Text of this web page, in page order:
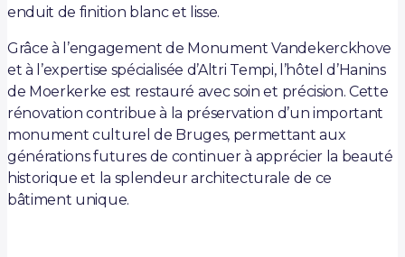
enduit de finition blanc et lisse.
Grâce à l’engagement de Monument Vandekerckhove
et à l’expertise spécialisée d’Altri Tempi, l’hôtel d’Hanins
de Moerkerke est restauré avec soin et précision. Cette
rénovation contribue à la préservation d’un important
monument culturel de Bruges, permettant aux
générations futures de continuer à apprécier la beauté
historique et la splendeur architecturale de ce
bâtiment unique.